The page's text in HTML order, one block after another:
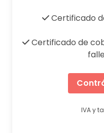
Certificado
Certificado de
IVA y